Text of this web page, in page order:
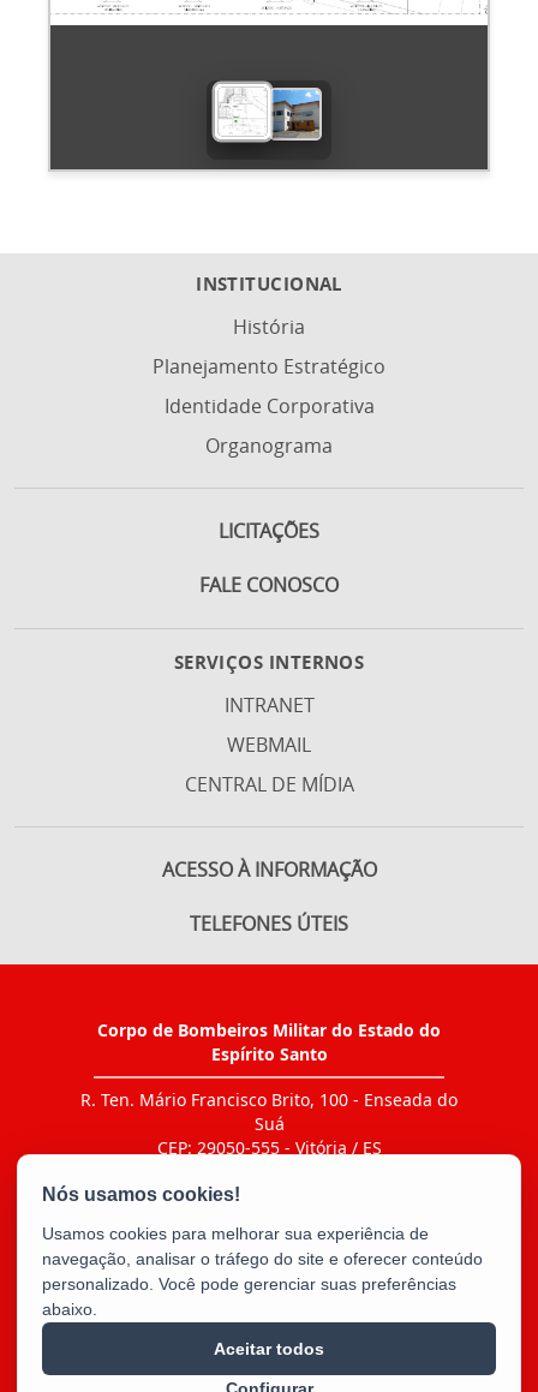
INSTITUCIONAL
História
Planejamento Estratégico
Identidade Corporativa
Organograma
LICITAÇÕES
FALE CONOSCO
SERVIÇOS INTERNOS
INTRANET
WEBMAIL
CENTRAL DE MÍDIA
ACESSO À INFORMAÇÃO
TELEFONES ÚTEIS
Corpo de Bombeiros Militar do Estado do
Espírito Santo
R. Ten. Mário Francisco Brito, 100 - Enseada do
Suá
CEP: 29050-555 - Vitória / ES
E-mail:bm5cbmes@gmail.com
Usamos cookies para melhorar sua experiência de
navegação, analisar o tráfego do site e oferecer conteúdo
personalizado. Você pode gerenciar suas preferências
abaixo.
Aceitar todos